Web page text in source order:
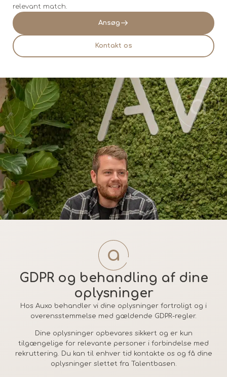
relevant match.
Ansøg
Kontakt os
GDPR og behandling af dine
oplysninger
Hos Auxo behandler vi dine oplysninger fortroligt og i
overensstemmelse med gældende GDPR-regler.
Dine oplysninger opbevares sikkert og er kun
tilgængelige for relevante personer i forbindelse med
rekruttering. Du kan til enhver tid kontakte os og få dine
oplysninger slettet fra Talentbasen.